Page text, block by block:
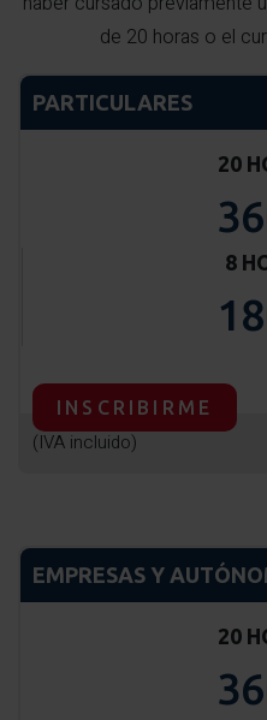
de 20 horas o el
PARTICULARES
20
8
INSCRIBIRME
(IVA incluido)
EMPRESAS Y
20